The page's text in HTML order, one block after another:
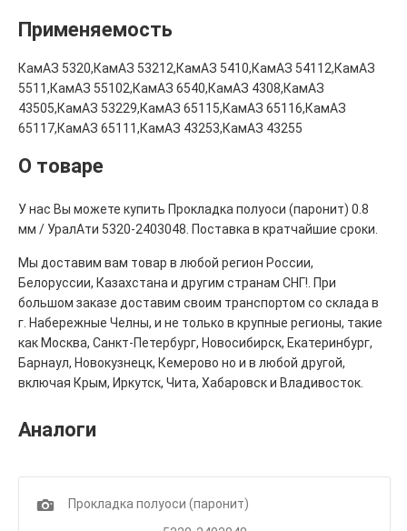
Применяемость
КамАЗ 5320,КамАЗ 53212,КамАЗ 5410,КамАЗ 54112,КамАЗ
5511,КамАЗ 55102,КамАЗ 6540,КамАЗ 4308,КамАЗ
43505,КамАЗ 53229,КамАЗ 65115,КамАЗ 65116,КамАЗ
65117,КамАЗ 65111,КамАЗ 43253,КамАЗ 43255
О товаре
У нас Вы можете купить Прокладка полуоси (паронит) 0.8
мм / УралАти 5320-2403048. Поставка в кратчайшие сроки.
Мы доставим вам товар в любой регион России,
Белоруссии, Казахстана и другим странам СНГ!. При
большом заказе доставим своим транспортом со склада в
г. Набережные Челны, и не только в крупные регионы, такие
как Москва, Санкт-Петербург, Новосибирск, Екатеринбург,
Барнаул, Новокузнецк, Кемерово но и в любой другой,
включая Крым, Иркутск, Чита, Хабаровск и Владивосток.
Аналоги
1
Прокладка полуоси (паронит)